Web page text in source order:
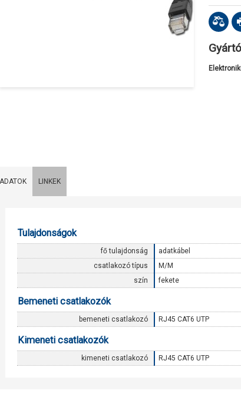
ADATOK LINKEK
Tulajdonságok
fő tulajdonság
adatkábel
csatlakozó típus
M/M
szín
fekete
Bemeneti csatlakozók
bemeneti csatlakozó RJ45 CAT6 UTP
Kimeneti csatlakozók
kimeneti csatlakozó RJ45 CAT6 UTP